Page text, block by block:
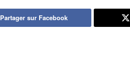
Partager sur Facebook